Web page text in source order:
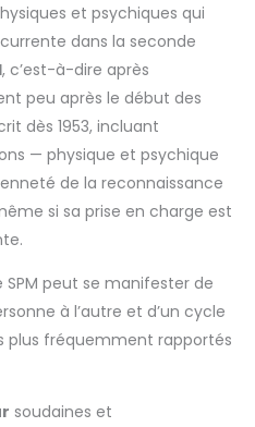
et psychiques qui
dans la seconde
, c’est-à-dire après
peu après le début des
dès 1953, incluant
— physique et psychique
de la reconnaissance
si sa prise en charge est
SPM peut se manifester de
à l’autre et d’un cycle
plus fréquemment rapportés
soudaines et